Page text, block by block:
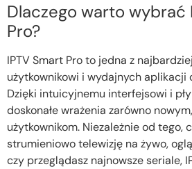
Dlaczego warto wybrać
Pro?
IPTV Smart Pro to jedna z
użytkownikowi i wydajnych aplikacji
Dzięki intuicyjnemu interfejsowi i
doskonałe wrażenia zarówno
użytkownikom. Niezależnie od tego,
strumieniowo telewizję na żywo,
czy przeglądasz najnowsze seriale,